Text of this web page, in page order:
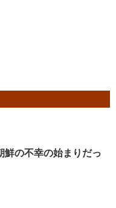
鮮の不幸の始まりだっ